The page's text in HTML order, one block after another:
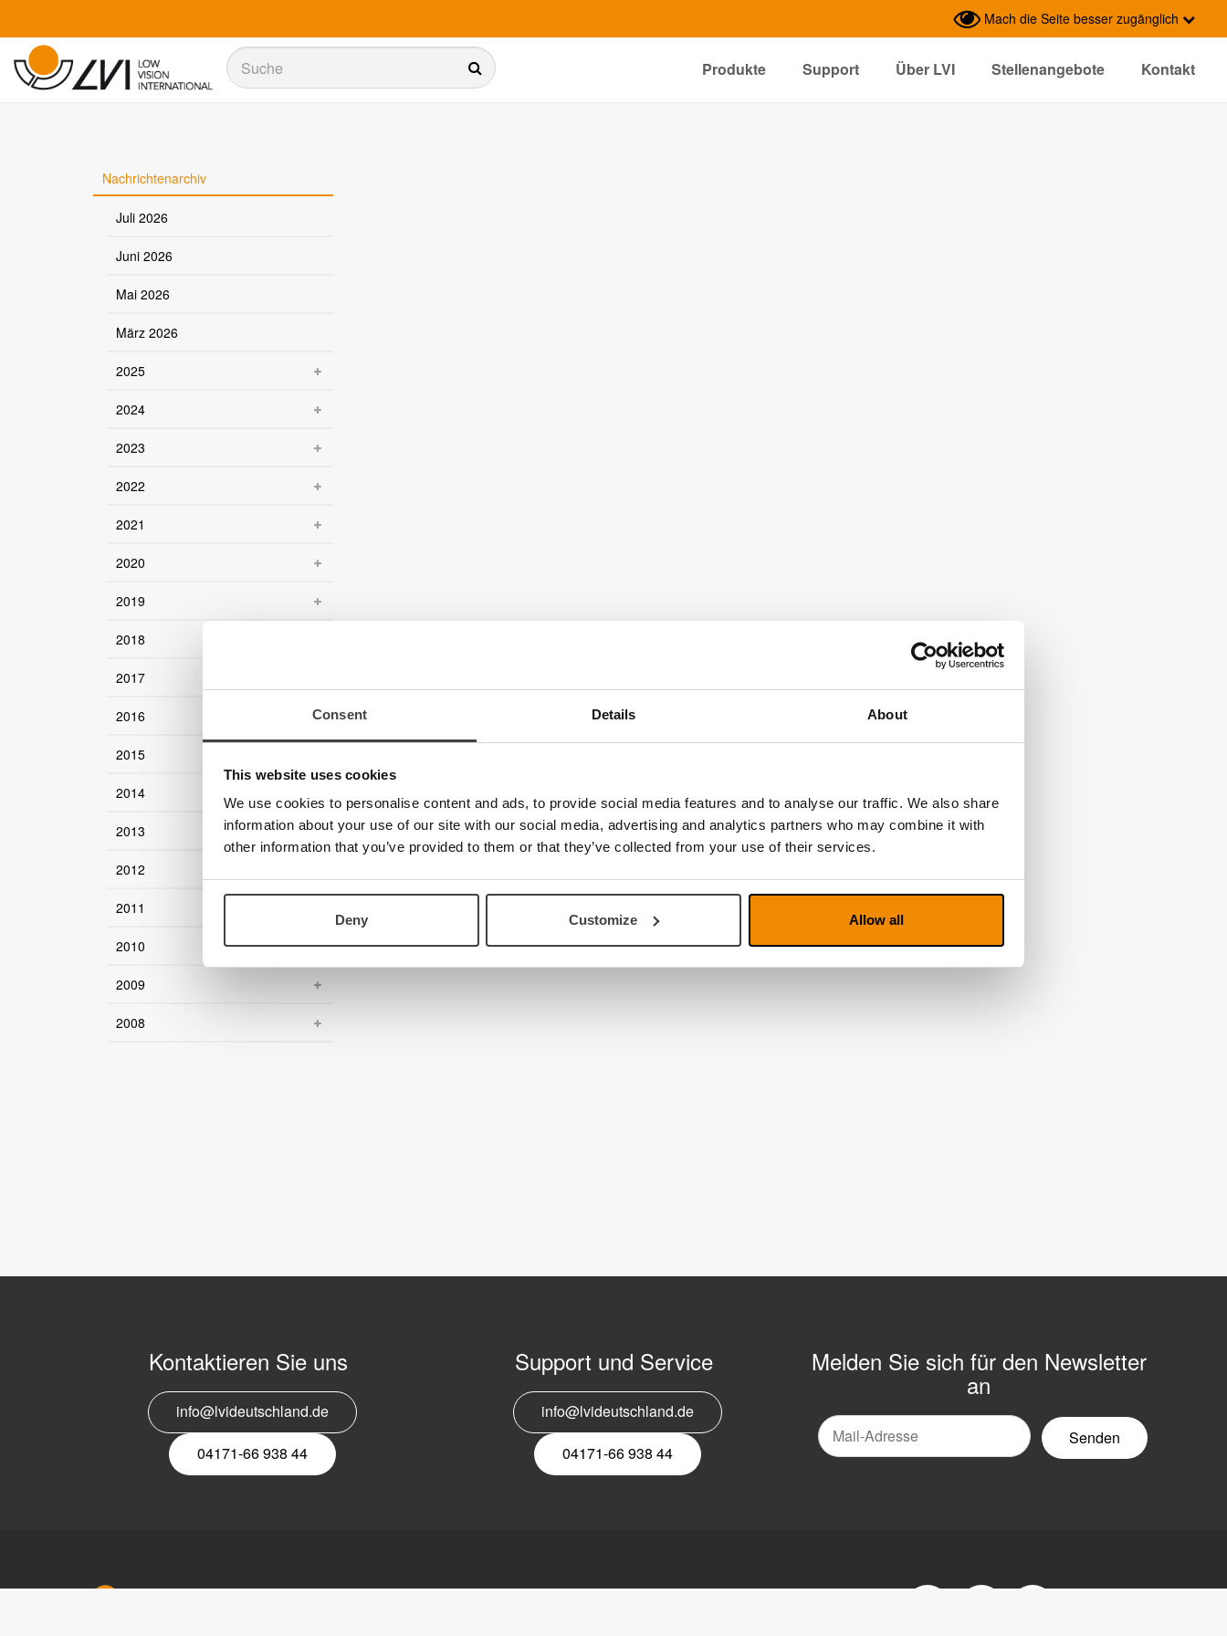
Consent Details About
This website uses cookies
We use cookies to personalise content and ads, to provide social media features and to analyse our traffic. We also share
information about your use of our site with our social media, advertising and analytics partners who may combine it with
other information that you’ve provided to them or that they’ve collected from your use of their services.
Deny Customize Allow all
Mach die Seite besser zugänglich
Suche
Produkte Support Über LVI Stellenangebote
Kontakt
Nachrichtenarchiv
Juli 2026
Juni 2026
Mai 2026
März 2026
2025
2024
2023
2022
2021
2020
2019
2018
2017
2016
2015
2014
2013
2012
2011
2010
2009
2008
Kontaktieren Sie uns
info@lvideutschland.de
04171-66 938 44
Support und Service
info@lvideutschland.de
04171-66 938 44
Melden Sie sich für den Newsletter
an
EMail-
Newsletter
LVI Deutschland GmbH
Link
LVI